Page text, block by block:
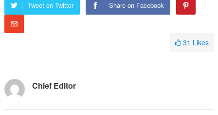
Tweet on Twitter Share on Facebook
31 Likes
Chief Editor